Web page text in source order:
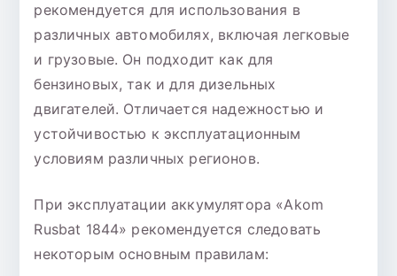
рекомендуется для использования в
различных автомобилях, включая легковые
и грузовые. Он подходит как для
бензиновых, так и для дизельных
двигателей. Отличается надежностью и
устойчивостью к эксплуатационным
условиям различных регионов.
При эксплуатации аккумулятора «Akom
Rusbat 1844» рекомендуется следовать
некоторым основным правилам: